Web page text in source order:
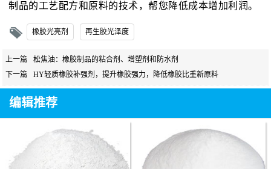
制品的工艺配方和原料的技术，帮您降低成本增加利润。
橡胶光亮剂 再生胶光泽度
上一篇
松焦油：橡胶制品的粘合剂、增塑剂和防水剂
下一篇
HY轻质橡胶补强剂，提升橡胶强力，降低橡胶比重新原料
编辑推荐